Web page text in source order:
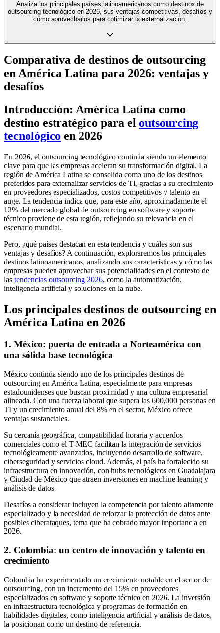
Analiza los principales países latinoamericanos como destinos de
outsourcing tecnológico en 2026, sus ventajas competitivas, desafíos y
cómo aprovecharlos para optimizar la externalización.
Comparativa de destinos de outsourcing
en América Latina para 2026: ventajas y
desafíos
Introducción: América Latina como
destino estratégico para el outsourcing
tecnológico en 2026
En 2026, el outsourcing tecnológico continúa siendo un elemento
clave para que las empresas aceleran su transformación digital. La
región de América Latina se consolida como uno de los destinos
preferidos para externalizar servicios de TI, gracias a su crecimiento
en proveedores especializados, costos competitivos y talento en
auge. La tendencia indica que, para este año, aproximadamente el
12% del mercado global de outsourcing en software y soporte
técnico proviene de esta región, reflejando su relevancia en el
escenario mundial.
Pero, ¿qué países destacan en esta tendencia y cuáles son sus
ventajas y desafíos? A continuación, exploraremos los principales
destinos latinoamericanos, analizando sus características y cómo las
empresas pueden aprovechar sus potencialidades en el contexto de
las tendencias outsourcing 2026, como la automatización,
inteligencia artificial y soluciones en la nube.
Los principales destinos de outsourcing en
América Latina en 2026
1. México: puerta de entrada a Norteamérica con
una sólida base tecnológica
México continúa siendo uno de los principales destinos de
outsourcing en América Latina, especialmente para empresas
estadounidenses que buscan proximidad y una cultura empresarial
alineada. Con una fuerza laboral que supera las 600,000 personas en
TI y un crecimiento anual del 8% en el sector, México ofrece
ventajas sustanciales.
Su cercanía geográfica, compatibilidad horaria y acuerdos
comerciales como el T-MEC facilitan la integración de servicios
tecnológicamente avanzados, incluyendo desarrollo de software,
ciberseguridad y servicios cloud. Además, el país ha fortalecido su
infraestructura en innovación, con hubs tecnológicos en Guadalajara
y Ciudad de México que atraen inversiones en machine learning y
análisis de datos.
Desafíos a considerar incluyen la competencia por talento altamente
especializado y la necesidad de reforzar la protección de datos ante
posibles ciberataques, tema que ha cobrado mayor importancia en
2026.
2. Colombia: un centro de innovación y talento en
crecimiento
Colombia ha experimentado un crecimiento notable en el sector de
outsourcing, con un incremento del 15% en proveedores
especializados en software y soporte técnico en 2026. La inversión
en infraestructura tecnológica y programas de formación en
habilidades digitales, como inteligencia artificial y análisis de datos,
la posicionan como un destino de referencia.